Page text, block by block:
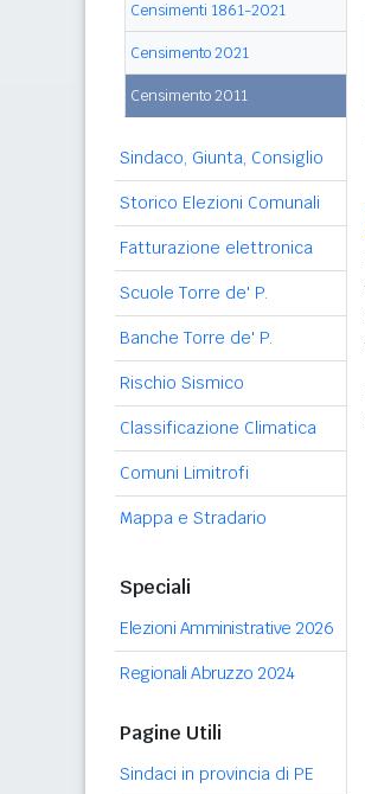
Censimenti 1861-2021
Censimento 2021
Censimento 2011
Sindaco, Giunta, Consiglio
Storico Elezioni Comunali
Fatturazione elettronica
Scuole Torre de' P.
Banche Torre de' P.
Rischio Sismico
Classificazione Climatica
Comuni Limitrofi
Mappa e Stradario
Speciali
Elezioni Amministrative 2026
Regionali Abruzzo 2024
Pagine Utili
Sindaci in provincia di PE